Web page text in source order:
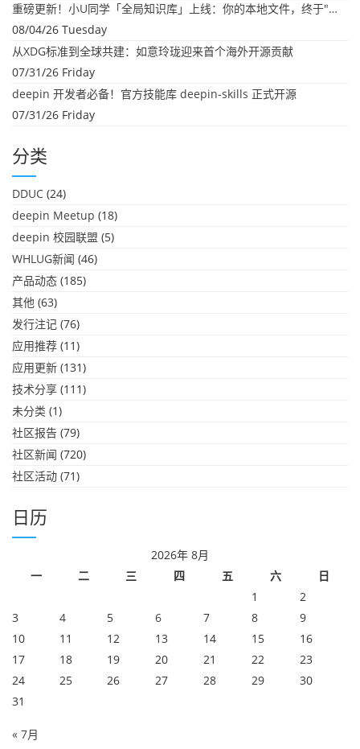
重磅更新！小U同学「全局知识库」上线：你的本地文件，终于"活"起来了
08/04/26 Tuesday
从XDG标准到全球共建：如意玲珑迎来首个海外开源贡献
07/31/26 Friday
deepin 开发者必备！官方技能库 deepin-skills 正式开源
07/31/26 Friday
分类
DDUC (24)
deepin Meetup (18)
deepin 校园联盟 (5)
WHLUG新闻 (46)
产品动态 (185)
其他 (63)
发行注记 (76)
应用推荐 (11)
应用更新 (131)
技术分享 (111)
未分类 (1)
社区报告 (79)
社区新闻 (720)
社区活动 (71)
日历
2026年 8月
一
二 三 四 五 六
日
1
2
3
4 5 6 7 8
9
10
11 12 13 14 15
16
17
18 19 20 21 22
23
24
25 26 27 28 29
30
31
« 7月